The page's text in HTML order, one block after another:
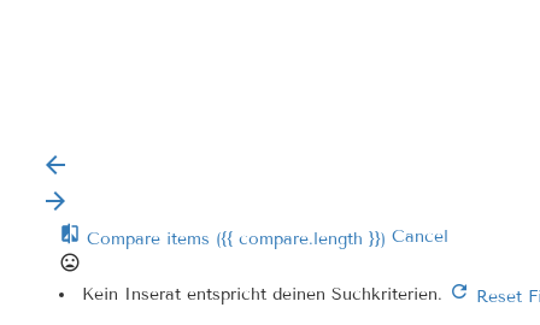
Compare items ({{ compare.length }}) Cancel
Kein Inserat entspricht deinen Suchkriterien. Reset